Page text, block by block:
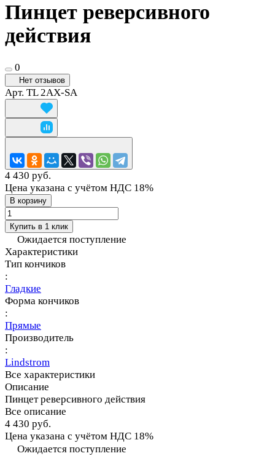
Пинцет реверсивного
действия
0
Нет отзывов
Арт. TL 2AX-SA
4 430 руб.
Цена указана с учётом НДС 18%
В корзину
Купить в 1 клик
Ожидается поступление
Характеристики
Тип кончиков
:
Гладкие
Форма кончиков
:
Прямые
Производитель
:
Lindstrom
Все характеристики
Описание
Пинцет реверсивного действия
Все описание
4 430 руб.
Цена указана с учётом НДС 18%
Ожидается поступление